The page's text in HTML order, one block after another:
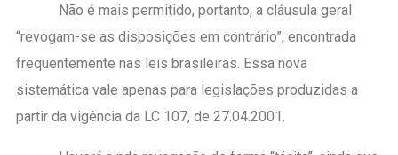
Não é mais permitido, portanto, a cláusula geral
“revogam-se as disposições em contrário”, encontrada
frequentemente nas leis brasileiras. Essa nova
sistemática vale apenas para legislações produzidas a
partir da vigência da LC 107, de 27.04.2001.